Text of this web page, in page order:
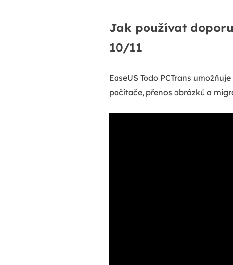
Jak používat
10/11
EaseUS Todo PCTrans
počítače, přenos obrázků a